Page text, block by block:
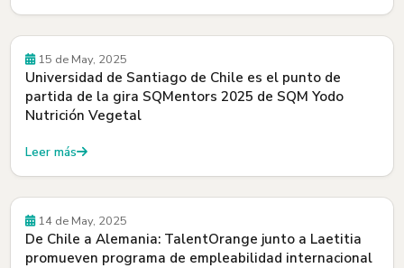
Empleadores
15 de May, 2025
Universidad de Santiago de Chile es el punto de
partida de la gira SQMentors 2025 de SQM Yodo
Nutrición Vegetal
Leer más
Empleadores
14 de May, 2025
De Chile a Alemania: TalentOrange junto a Laetitia
promueven programa de empleabilidad internacional